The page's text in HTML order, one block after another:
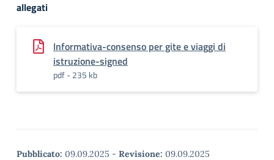
allegati
Informativa-consenso per gite e viaggi di
istruzione-signed
pdf - 235 kb
Pubblicato: 09.09.2025 - Revisione: 09.09.2025